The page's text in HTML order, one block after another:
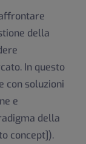
della
In questo
con soluzioni
e
della
concept]).